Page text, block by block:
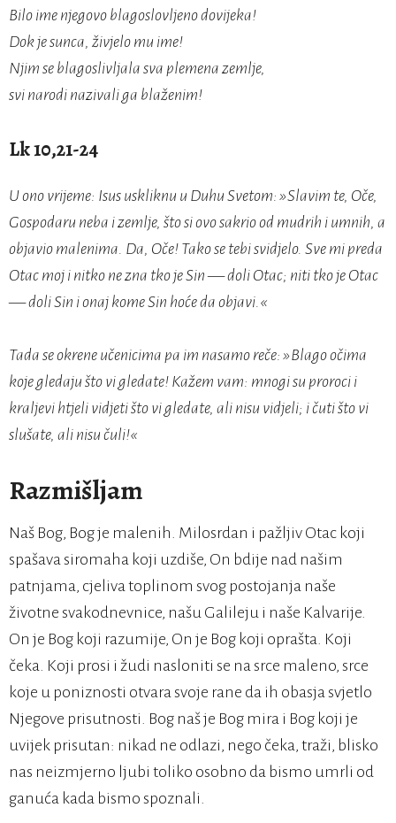
Bilo ime njegovo blagoslovljeno dovijeka!
Dok je sunca, živjelo mu ime!
Njim se blagoslivljala sva plemena zemlje,
svi narodi nazivali ga blaženim!
Lk 10,21-24
U ono vrijeme: Isus uskliknu u Duhu Svetom: »Slavim te, Oče,
Gospodaru neba i zemlje, što si ovo sakrio od mudrih i umnih, a
objavio malenima. Da, Oče! Tako se tebi svidjelo. Sve mi preda
Otac moj i nitko ne zna tko je Sin — doli Otac; niti tko je Otac
— doli Sin i onaj kome Sin hoće da objavi.«
Tada se okrene učenicima pa im nasamo reče: »Blago očima
koje gledaju što vi gledate! Kažem vam: mnogi su proroci i
kraljevi htjeli vidjeti što vi gledate, ali nisu vidjeli; i čuti što vi
slušate, ali nisu čuli!«
Razmišljam
Naš Bog, Bog je malenih. Milosrdan i pažljiv Otac koji
spašava siromaha koji uzdiše, On bdije nad našim
patnjama, cjeliva toplinom svog postojanja naše
životne svakodnevnice, našu Galileju i naše Kalvarije.
On je Bog koji razumije, On je Bog koji oprašta. Koji
čeka. Koji prosi i žudi nasloniti se na srce maleno, srce
koje u poniznosti otvara svoje rane da ih obasja svjetlo
Njegove prisutnosti. Bog naš je Bog mira i Bog koji je
uvijek prisutan: nikad ne odlazi, nego čeka, traži, blisko
nas neizmjerno ljubi toliko osobno da bismo umrli od
ganuća kada bismo spoznali.